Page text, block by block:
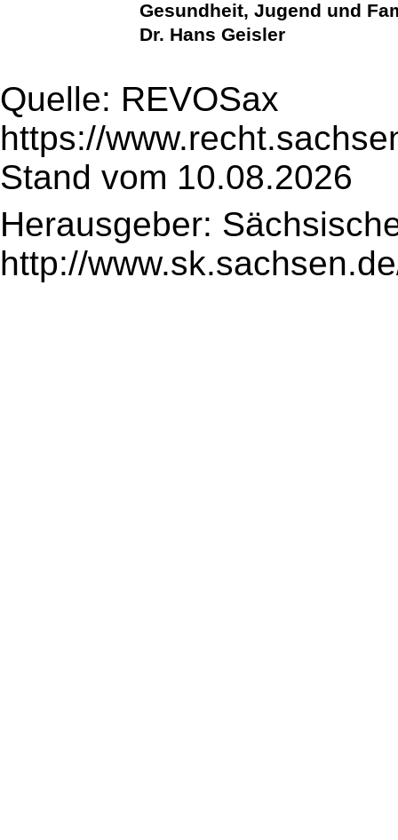
Gesundheit, Jugend und
Dr. Hans Geisler
Quelle: REVOSax
https://
Stand vom 10.08.2026
Herausgeber:
http://